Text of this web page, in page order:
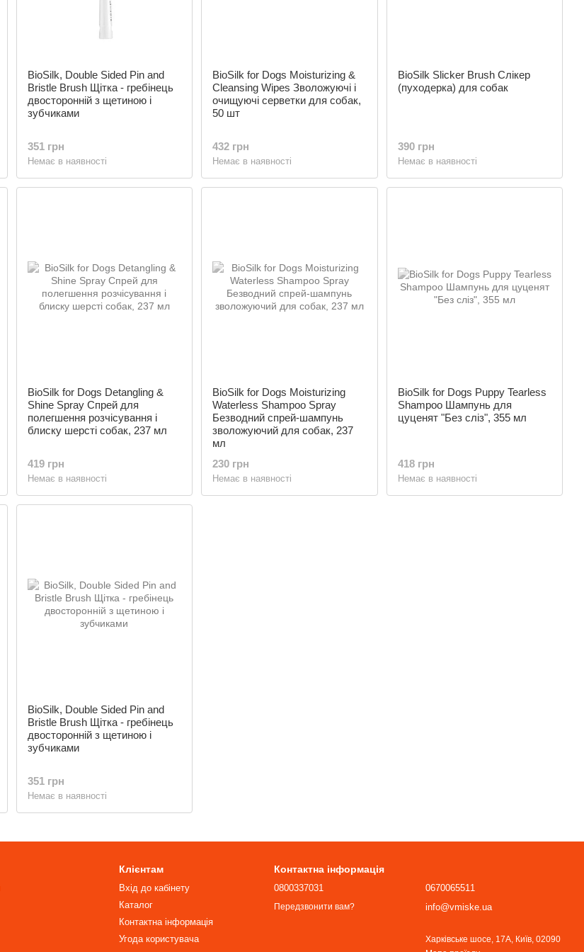
BioSilk, Double Sided Pin and
Bristle Brush Щітка - гребінець
двосторонній з щетиною і
зубчиками
351 грн
Немає в наявності
BioSilk for Dogs Moisturizing &
Cleansing Wipes Зволожуючі і
очищуючі серветки для собак,
50 шт
432 грн
Немає в наявності
BioSilk Slicker Brush Слікер
(пуходерка) для собак
390 грн
Немає в наявності
BioSilk for Dogs Detangling &
Shine Spray Спрей для
полегшення розчісування і
блиску шерсті собак, 237 мл
419 грн
Немає в наявності
BioSilk for Dogs Moisturizing
Waterless Shampoo Spray
Безводний спрей-шампунь
зволожуючий для собак, 237
мл
230 грн
Немає в наявності
BioSilk for Dogs Puppy Tearless
Shampoo Шампунь для
цуценят "Без сліз", 355 мл
418 грн
Немає в наявності
BioSilk, Double Sided Pin and
Bristle Brush Щітка - гребінець
двосторонній з щетиною і
зубчиками
351 грн
Немає в наявності
Клієнтам
Вхід до кабінету
Каталог
Контактна інформація
Угода користувача
Контактна інформація
0800337031
Передзвонити вам?
0670065511
info@vmiske.ua
Харківське шосе, 17А, Київ, 02090